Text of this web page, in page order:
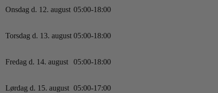
Onsdag d. 12. august 05:00-18:00
Torsdag d. 13. august 05:00-18:00
Fredag d. 14. august 05:00-18:00
Lørdag d. 15. august 05:00-17:00